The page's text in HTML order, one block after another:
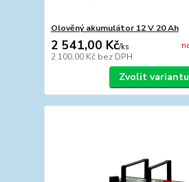
Olověný akumulátor 12 V 20 Ah
2 541,00 Kč/ks
2 100,00 Kč bez DPH
Zvolit variantu